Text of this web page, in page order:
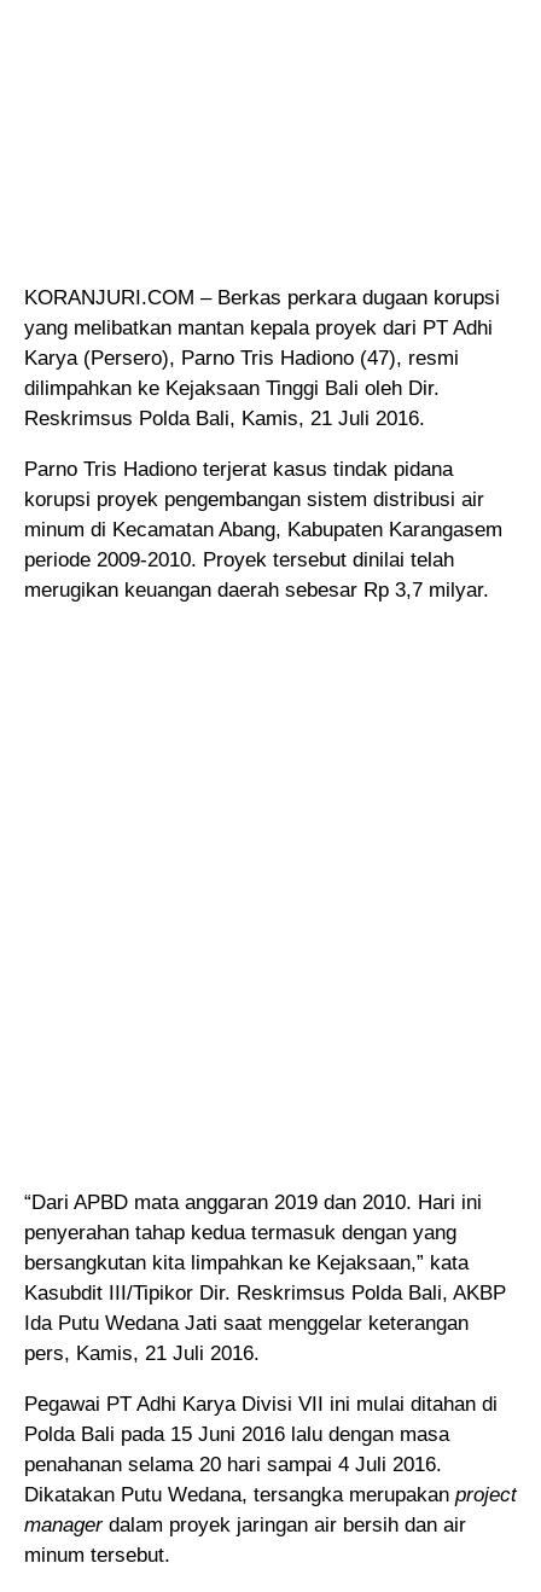
KORANJURI.COM – Berkas perkara dugaan korupsi
yang melibatkan mantan kepala proyek dari PT Adhi
Karya (Persero), Parno Tris Hadiono (47), resmi
dilimpahkan ke Kejaksaan Tinggi Bali oleh Dir.
Reskrimsus Polda Bali, Kamis, 21 Juli 2016.
Parno Tris Hadiono terjerat kasus tindak pidana
korupsi proyek pengembangan sistem distribusi air
minum di Kecamatan Abang, Kabupaten Karangasem
periode 2009-2010. Proyek tersebut dinilai telah
merugikan keuangan daerah sebesar Rp 3,7 milyar.
“Dari APBD mata anggaran 2019 dan 2010. Hari ini
penyerahan tahap kedua termasuk dengan yang
bersangkutan kita limpahkan ke Kejaksaan,” kata
Kasubdit III/Tipikor Dir. Reskrimsus Polda Bali, AKBP
Ida Putu Wedana Jati saat menggelar keterangan
pers, Kamis, 21 Juli 2016.
Pegawai PT Adhi Karya Divisi VII ini mulai ditahan di
Polda Bali pada 15 Juni 2016 lalu dengan masa
penahanan selama 20 hari sampai 4 Juli 2016.
Dikatakan Putu Wedana, tersangka merupakan project
manager dalam proyek jaringan air bersih dan air
minum tersebut.